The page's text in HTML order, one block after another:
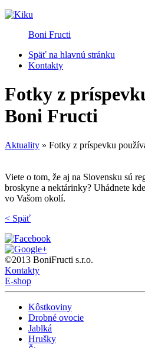
Boni Fructi
Späť na hlavnú stránku
Kontakty
Fotky z
Boni Fructi
Aktuality » Fotky z príspevku
Viete o tom, že aj na Slovensku sú
broskyne a nektárinky? Uhádnete
vo Vašom okolí.
< Späť
©2013 BoniFructi s.r.o.
Kontakty
E-shop
Kôstkoviny
Drobné ovocie
Jablká
Hrušky